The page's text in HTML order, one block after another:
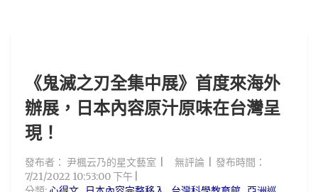
《鬼滅之刃全集中展》首度來海外
辦展，日本內容原汁原味在台灣呈
現！
發布者： 尹楓云乃的星文藝室 無評論
發布時間：
7/21/2022 10:53:00 下午